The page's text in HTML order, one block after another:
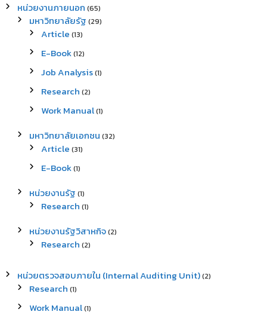
หน่วยงานภายนอก (65)
มหาวิทยาลัยรัฐ (29)
Article (13)
E-Book(12)
Job Analysis(1)
Research (2)
Work Manual(1)
มหาวิทยาลัยเอกชน (32)
Article (31)
E-Book(1)
หน่วยงานรัฐ (1)
Research (1)
หน่วยงานรัฐวิสาหกิจ(2)
Research (2)
หน่วยตรวจสอบภายใน (Internal Auditing Unit)(2)
Research (1)
Work Manual(1)